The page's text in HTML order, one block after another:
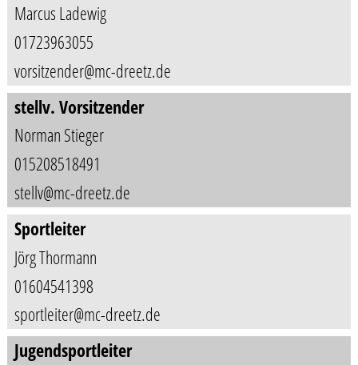
Marcus Ladewig
01723963055
vorsitzender@mc-dreetz.de
stellv. Vorsitzender
Norman Stieger
015208518491
stellv@mc-dreetz.de
Sportleiter
Jörg Thormann
01604541398
sportleiter@mc-dreetz.de
Jugendsportleiter